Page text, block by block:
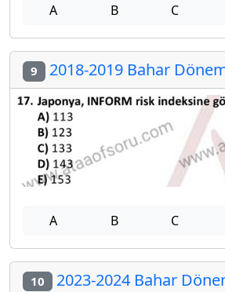
A B C
9 2018-2019 Bahar
A B C
10 2023-2024 Bahar